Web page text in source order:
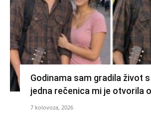
Godinama sam gradila život s
jedna rečenica mi je otvorila
7 kolovoza, 2026